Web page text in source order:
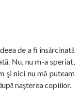
de a fi însărcinată
Nu, nu m-a speriat,
şi nici nu mă puteam
naşterea copiilor.